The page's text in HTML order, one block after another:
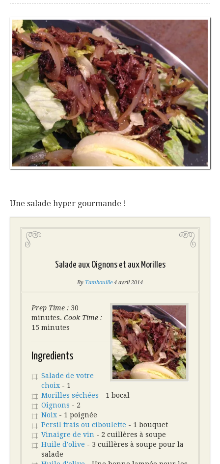
Une salade hyper gourmande !
Salade aux Oignons et aux Morilles
By Tambouille 4 avril 2014
Prep Time : 30
minutes. Cook Time :
15 minutes
Ingredients
Salade de votre
choix - 1
Morilles séchées - 1 bocal
Oignons - 2
Noix - 1 poignée
Persil frais ou ciboulette - 1 bouquet
Vinaigre de vin - 2 cuillères à soupe
Huile d'olive - 3 cuillères à soupe pour la
salade